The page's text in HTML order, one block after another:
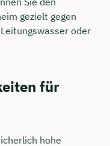
gezielt gegen
oder
für
hohe